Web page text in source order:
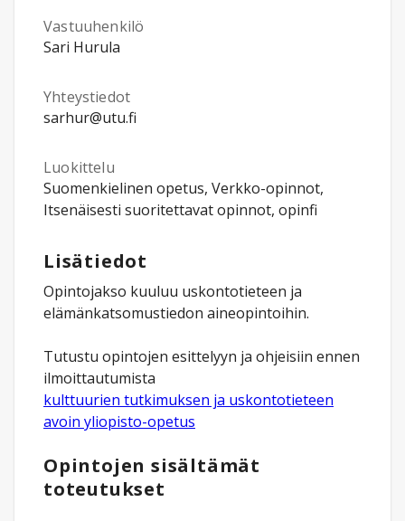
Vastuuhenkilö
Sari Hurula
Yhteystiedot
sarhur@utu.fi
Luokittelu
Suomenkielinen opetus, Verkko-opinnot,
Itsenäisesti suoritettavat opinnot, opinfi
Lisätiedot
Opintojakso kuuluu uskontotieteen ja
elämänkatsomustiedon aineopintoihin.
Tutustu opintojen esittelyyn ja ohjeisiin ennen
ilmoittautumista
kulttuurien tutkimuksen ja uskontotieteen
avoin yliopisto-opetus
Opintojen sisältämät
toteutukset